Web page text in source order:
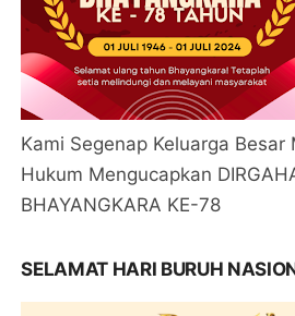
Kami Segenap Keluarga Besar
Hukum Mengucapkan
BHAYANGKARA KE-78
SELAMAT HARI BURUH